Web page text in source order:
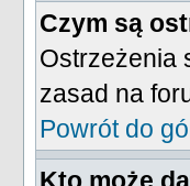
Czym są
Ostrzeżenia
zasad na
Powrót do